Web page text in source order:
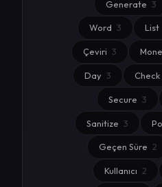
Generate 3
Word 3 List
Çeviri 3
Day 3 Check
Secure 3
Sanitize 3
Geçen Süre 2
Kullanıcı 2